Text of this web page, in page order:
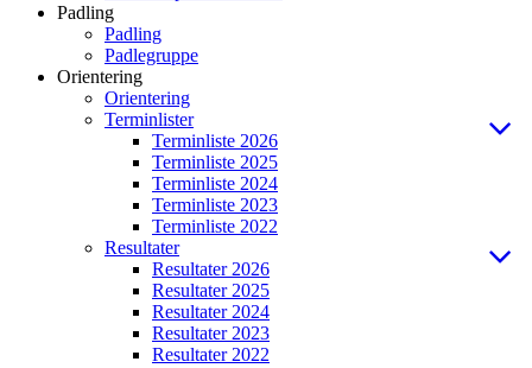
Padling
Padling
Padlegruppe
Orientering
Orientering
Terminlister
Terminliste 2026
Terminliste 2025
Terminliste 2024
Terminliste 2023
Terminliste 2022
Resultater
Resultater 2026
Resultater 2025
Resultater 2024
Resultater 2023
Resultater 2022